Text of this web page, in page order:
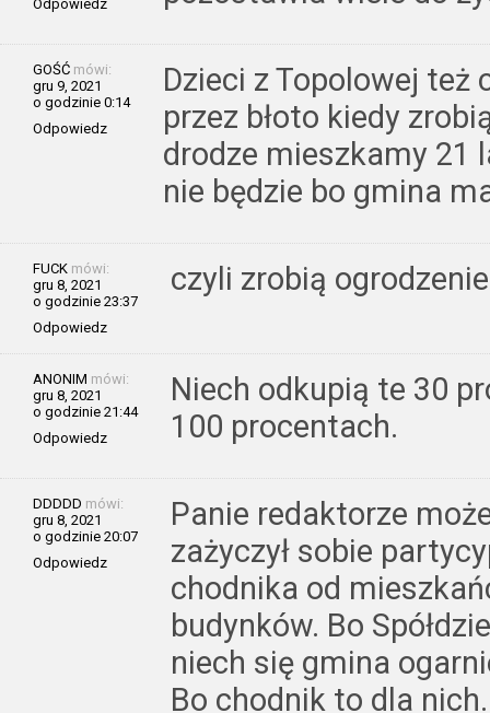
Odpowiedz
GOŚĆ mówi:
gru 9, 2021
o godzinie 0:14
Odpowiedz
Dzieci z Topolowej też
przez błoto kiedy
drodze mieszkamy 21
nie będzie bo gmina
FUCK mówi:
gru 8, 2021
o godzinie 23:37
Odpowiedz
czyli zrobią
ANONIM mówi:
gru 8, 2021
o godzinie 21:44
Odpowiedz
Niech odkupią te 30
100 procentach.
DDDDD mówi:
gru 8, 2021
o godzinie 20:07
Odpowiedz
Panie redaktorze
zażyczył sobie
chodnika od
budynków. Bo
niech się gmina
Bo chodnik to dla nich.